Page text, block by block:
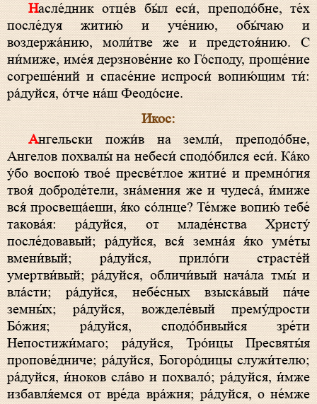
Насле́дник отце́в бы́л еси́, преподо́бне, те́х
после́дуя житию́ и уче́нию, обы́чаю и
воздержа́нию, моли́тве же и предстоя́нию. С
ни́миже, име́я дерзнове́ние ко Го́споду, проще́ние
согреше́ний и спасе́ние испроси́ вопию́щим ти́:
ра́дуйся, о́тче на́ш Феодо́сие.
Икос:
Ангельски пожи́в на земли́, преподо́бне,
Ангелов похвалы́ на небеси́ сподо́бился еси́. Ка́ко
у́бо воспою́ твое́ пресве́тлое житие́ и премно́гия
твоя́ доброде́тели, зна́мения же и чудеса́, и́миже
вся́ просвеща́еши, я́ко со́лнце? Те́мже вопию́ тебе́
такова́я: ра́дуйся, от младе́нства Христу́
после́довавый; ра́дуйся, вся́ земна́я я́ко уме́ты
вмени́вый; ра́дуйся, прило́ги страсте́й
умертви́вый; ра́дуйся, обличи́вый нача́ла тмы́ и
вла́сти; ра́дуйся, небе́сных взыска́вый па́че
земны́х; ра́дуйся, вожделе́вый прему́дрости
Бо́жия; ра́дуйся, сподо́бивыйся зре́ти
Непостижи́маго; ра́дуйся, Тро́ицы Пресвяты́я
пропове́дниче; ра́дуйся, Богоро́дицы служи́телю;
ра́дуйся, и́ноков сла́во и похвало́; ра́дуйся, и́мже
избавля́емся от вре́да вра́жия; ра́дуйся, о не́мже